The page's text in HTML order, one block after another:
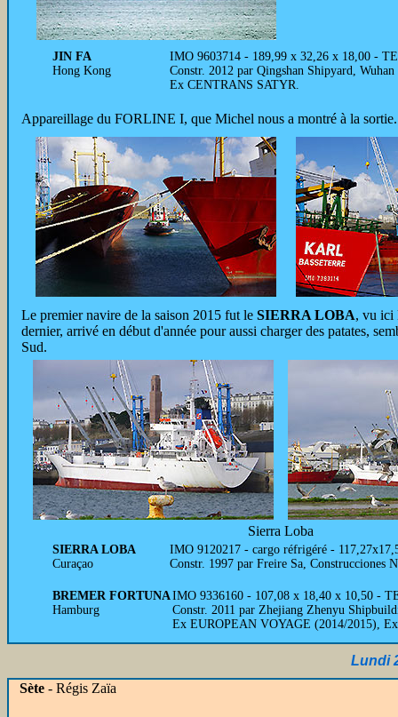
JIN FA
Hong Kong
IMO 9603714 - 189,99 x 32,26 x 18,00 -
Constr. 2012 par Qingshan Shipyard,
Ex CENTRANS SATYR.
Appareillage du FORLINE I, que Michel nous a montré à la sortie.
Le premier navire de la saison 2015 fut le SIERRA LOBA, vu ici
dernier, arrivé en début d'année pour aussi charger des patates,
Sud.
Sierra Loba
SIERRA LOBA
Curaçao
IMO 9120217 - cargo réfrigéré -
Constr. 1997 par Freire Sa, Construcciones
BREMER FORTUNA
Hamburg
IMO 9336160 - 107,08 x 18,40 x 10,50 -
Constr. 2011 par Zhejiang Zhenyu
Ex EUROPEAN VOYAGE (2014/2015),
Lundi
Sète - Régis Zaïa